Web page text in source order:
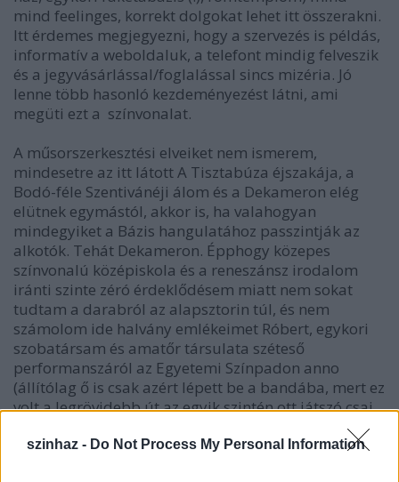
szinhaz - Do Not Process My Personal Information
mind feelinges, korrekt dolgokat lehet itt összerakni.
Itt érdemes megjegyezni, hogy a szervezés is példás,
informatív a weboldaluk, a telefont mindig felveszik
és a jegyvásárlással/foglalással sincs mizéria. Jó
lenne több hasonló kezdeményezést látni, ami
megüti ezt a színvonalat.
A műsorszerkesztési elveiket nem ismerem,
mindesetre az itt látott A Tisztabúza éjszakája, a
Bodó-féle Szentivánéji álom és a Dekameron elég
elütnek egymástól, akkor is, ha valahogyan
mindegyiket a Bázis hangulatához passzintják az
alkotók. Tehát Dekameron. Épphogy közepes
színvonalú középiskola és a reneszánsz irodalom
iránti szinte zéró érdeklődésem miatt nem sokat
tudtam a darabról az alapsztorin túl, és nem
számolom ide halvány emlékeimet Róbert, egykori
szobatársam és amatőr társulata széteső
performanszáról az Egyetemi Színpadon anno
(állítólag ő is csak azért lépett be a bandába, mert ez
volt a legrövidebb út az egyik szintén ott játszó csaj